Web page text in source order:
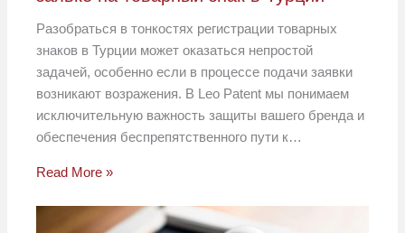
Разобраться в тонкостях регистрации товарных
знаков в Турции может оказаться непростой
задачей, особенно если в процессе подачи заявки
возникают возражения. В Leo Patent мы понимаем
исключительную важность защиты вашего бренда и
обеспечения беспрепятственного пути к…
Read More »